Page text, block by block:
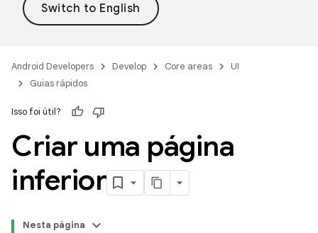
Android Developers Develop Core areas
UI
Guias rápidos
Isso foi útil?
Criar uma página
inferior
Nesta página